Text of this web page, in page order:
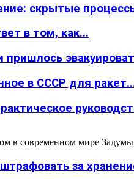
скрытые
в том, как...
пришлось
в СССР для
в современном мире
за